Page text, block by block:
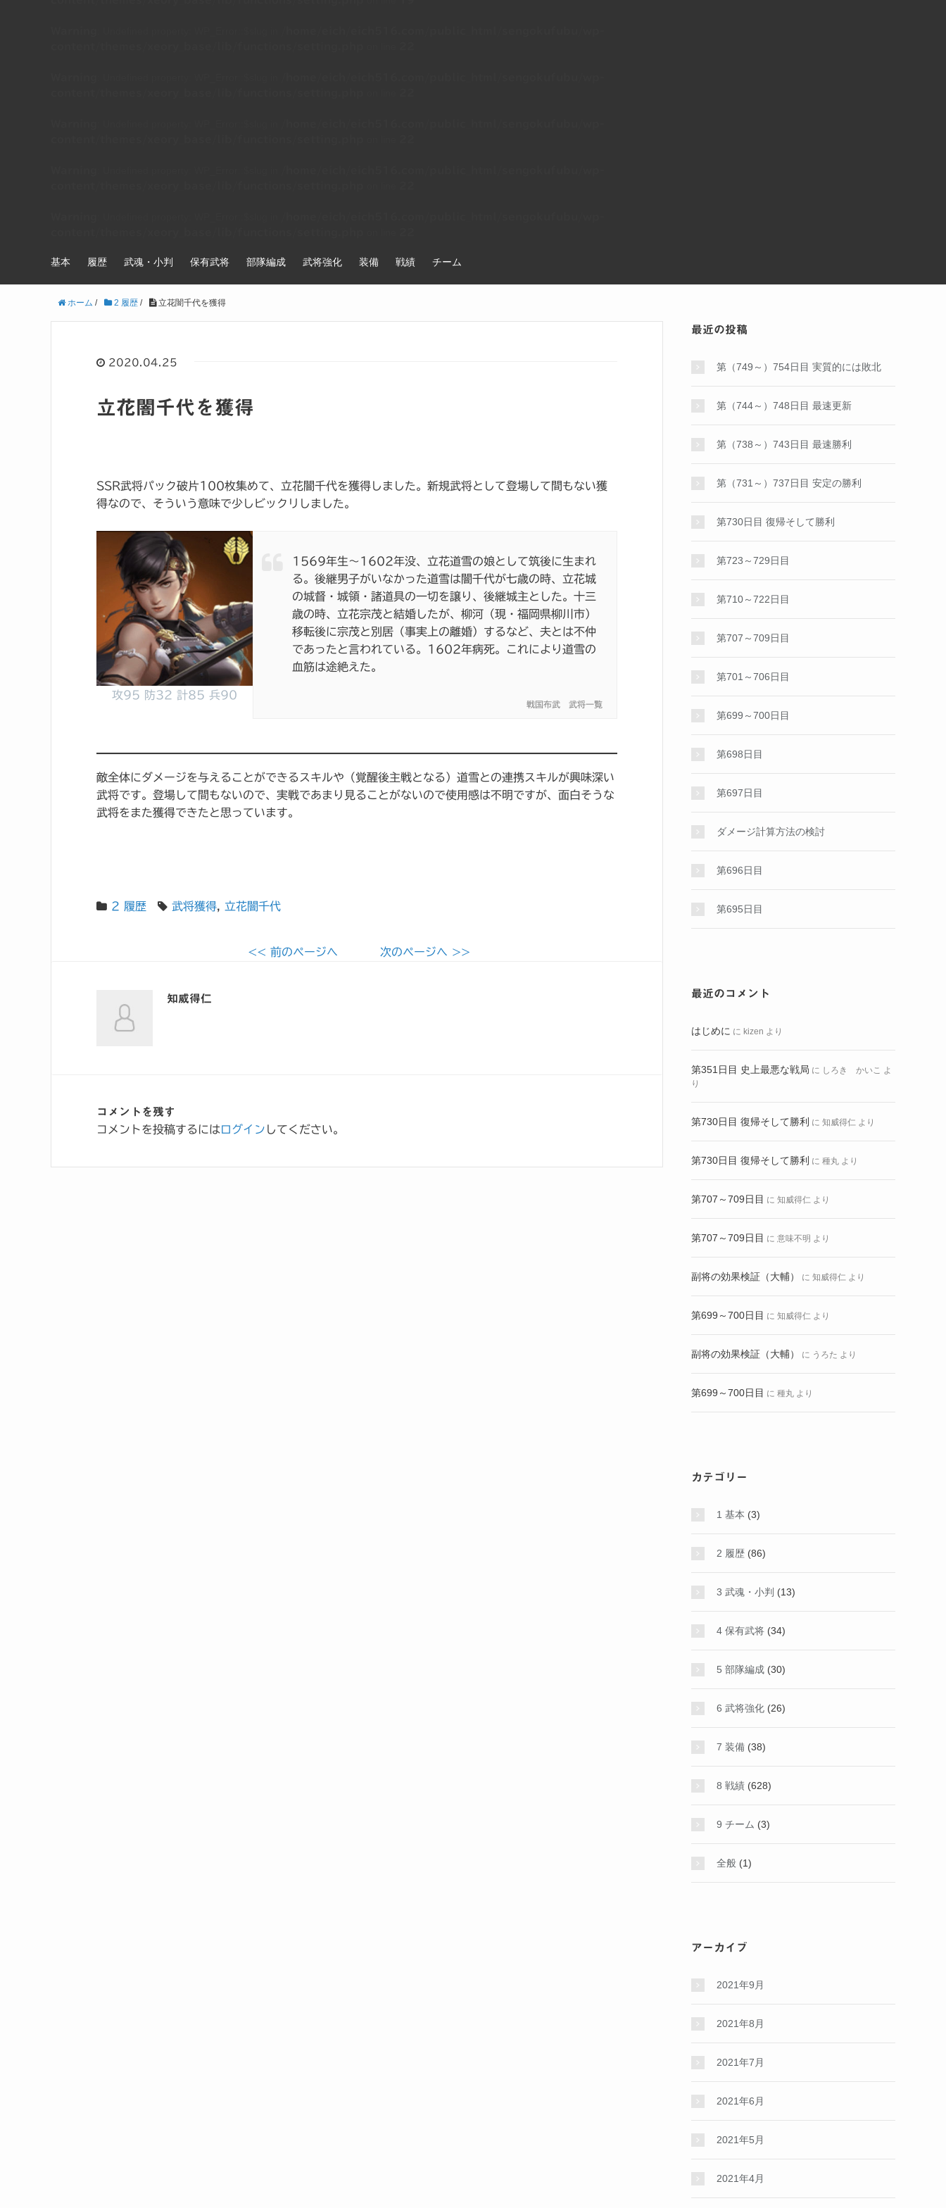
基本 履歴 武魂・小判 保有武将 部隊編成 武将強化 装備 戦績 チーム
ホーム / 2 履歴 / 立花闇千代を獲得
2020.04.25
立花闇千代を獲得
SSR武将パック破片100枚集めて、立花闇千代を獲得しました。新規武将として登場して間もない獲
得なので、そういう意味で少しビックリしました。
攻95 防32 計85 兵90
1569年生～1602年没、立花道雪の娘として筑後に生まれ
る。後継男子がいなかった道雪は闇千代が七歳の時、立花城
の城督・城領・諸道具の一切を譲り、後継城主とした。十三
歳の時、立花宗茂と結婚したが、柳河（現・福岡県柳川市）
移転後に宗茂と別居（事実上の離婚）するなど、夫とは不仲
であったと言われている。1602年病死。これにより道雪の
血筋は途絶えた。
戦国布武 武将一覧
敵全体にダメージを与えることができるスキルや（覚醒後主戦となる）道雪との連携スキルが興味深い
武将です。登場して間もないので、実戦であまり見ることがないので使用感は不明ですが、面白そうな
武将をまた獲得できたと思っています。
2 履歴 武将獲得, 立花闇千代
<< 前のページへ 次のページへ >>
知威得仁
コメントを残す
コメントを投稿するにはログイン してください。
最近の投稿
第（749～）754日目 実質的には敗北
第（744～）748日目 最速更新
第（738～）743日目 最速勝利
第（731～）737日目 安定の勝利
第730日目 復帰そして勝利
第723～729日目
第710～722日目
第707～709日目
第701～706日目
第699～700日目
第698日目
第697日目
ダメージ計算方法の検討
第696日目
第695日目
最近のコメント
はじめに に kizen より
第351日目 史上最悪な戦局 に しろき かいこ よ
り
第730日目 復帰そして勝利 に 知威得仁 より
第730日目 復帰そして勝利 に 種丸 より
第707～709日目 に 知威得仁 より
第707～709日目 に 意味不明 より
副将の効果検証（大輔） に 知威得仁 より
第699～700日目 に 知威得仁 より
副将の効果検証（大輔） に うろた より
第699～700日目 に 種丸 より
カテゴリー
1 基本 (3)
2 履歴 (86)
3 武魂・小判 (13)
4 保有武将 (34)
5 部隊編成 (30)
6 武将強化 (26)
7 装備 (38)
8 戦績 (628)
9 チーム (3)
全般 (1)
アーカイブ
2021年9月
2021年8月
2021年7月
2021年6月
2021年5月
2021年4月